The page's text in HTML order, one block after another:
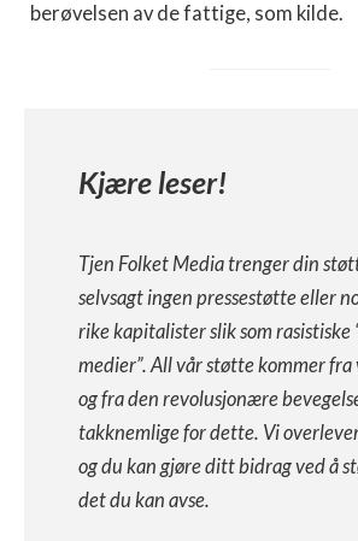
berøvelsen av de fattige, som kilde.
Kjære leser!
Tjen Folket Media trenger din
selvsagt ingen pressestøtte eller
rike kapitalister slik som rasistiske
medier”. All vår støtte kommer fra
og fra den revolusjonære
takknemlige for dette. Vi
og du kan gjøre ditt bidrag ved å
det du kan avse.